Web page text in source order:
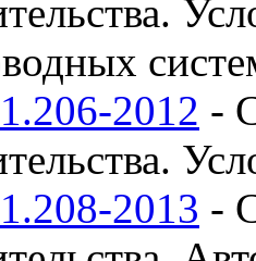
2012 -
2013 -